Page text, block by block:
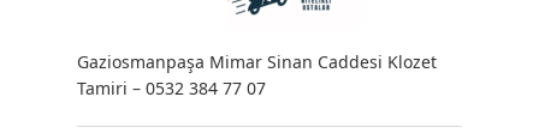
Gaziosmanpaşa Mimar Sinan Caddesi Klozet
Tamiri – 0532 384 77 07